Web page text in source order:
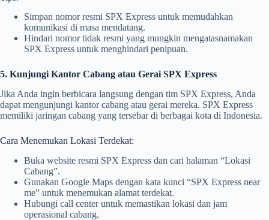
Simpan nomor resmi SPX Express untuk memudahkan
komunikasi di masa mendatang.
Hindari nomor tidak resmi yang mungkin mengatasnamakan
SPX Express untuk menghindari penipuan.
5. Kunjungi Kantor Cabang atau Gerai SPX Express
Jika Anda ingin berbicara langsung dengan tim SPX Express, Anda
dapat mengunjungi kantor cabang atau gerai mereka. SPX Express
memiliki jaringan cabang yang tersebar di berbagai kota di Indonesia.
Cara Menemukan Lokasi Terdekat:
Buka website resmi SPX Express dan cari halaman “Lokasi
Cabang”.
Gunakan Google Maps dengan kata kunci “SPX Express near
me” untuk menemukan alamat terdekat.
Hubungi call center untuk memastikan lokasi dan jam
operasional cabang.